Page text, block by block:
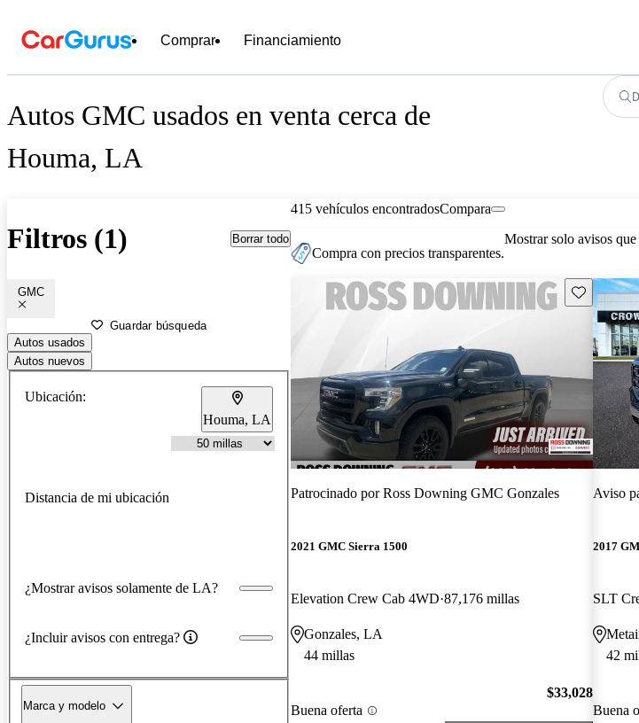
Comprar Financiamiento
Autos GMC usados en venta cerca de
Houma, LA
Filtros (1) Borrar todo
GMC
Guardar búsqueda
Autos usados
Autos nuevos
Ubicación:
Houma, LA
Distancia de mi ubicación
¿Mostrar avisos solamente de LA?
¿Incluir avisos con entrega?
Marca y modelo
415 vehículos encontradosCompara
Compra con precios transparentes.
Mostrar solo avisos
Guarda este
Patrocinado porRoss Downing GMC Gonzales
2021 GMC Sierra 1500
Elevation Crew Cab 4WD 87,176 millas
Gonzales, LA
44 millas
Buena oferta
$33,028
Aviso
2017
SLT
42
Buena